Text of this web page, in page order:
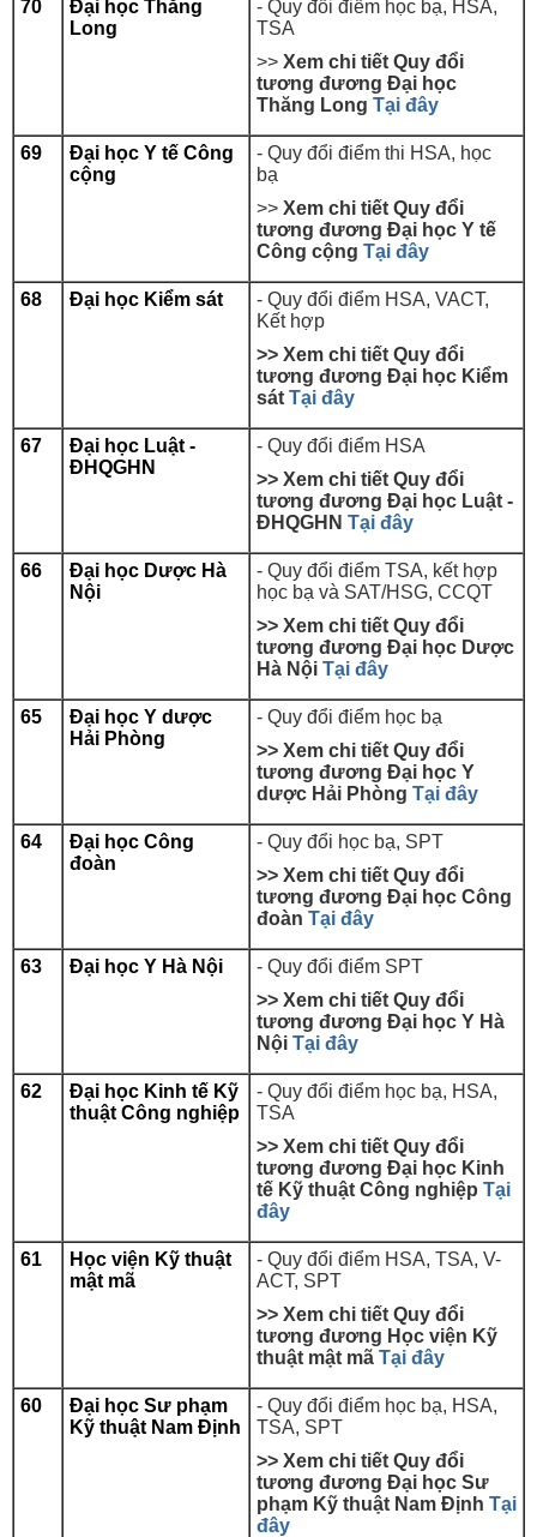
70
Đại học Thăng
Long
- Quy đổi điểm học bạ, HSA,
TSA
>> Xem chi tiết Quy đổi
tương đương Đại học
Thăng Long Tại đây
69
Đại học Y tế Công
cộng
- Quy đổi điểm thi HSA, học
bạ
>> Xem chi tiết Quy đổi
tương đương Đại học Y tế
Công cộng Tại đây
68 Đại học Kiểm sát
- Quy đổi điểm HSA, VACT,
Kết hợp
>> Xem chi tiết Quy đổi
tương đương Đại học Kiểm
sát Tại đây
67
Đại học Luật -
ĐHQGHN
- Quy đổi điểm HSA
>> Xem chi tiết Quy đổi
tương đương Đại học Luật -
ĐHQGHN Tại đây
66
Đại học Dược Hà
Nội
- Quy đổi điểm TSA, kết hợp
học bạ và SAT/HSG, CCQT
>> Xem chi tiết Quy đổi
tương đương Đại học Dược
Hà Nội Tại đây
65
Đại học Y dược
Hải Phòng
- Quy đổi điểm học bạ
>> Xem chi tiết Quy đổi
tương đương Đại học Y
dược Hải Phòng Tại đây
64
Đại học Công
đoàn
- Quy đổi học bạ, SPT
>> Xem chi tiết Quy đổi
tương đương Đại học Công
đoàn Tại đây
63 Đại học Y Hà Nội
- Quy đổi điểm SPT
>> Xem chi tiết Quy đổi
tương đương Đại học Y Hà
Nội Tại đây
62
Đại học Kinh tế Kỹ
thuật Công nghiệp
- Quy đổi điểm học bạ, HSA,
TSA
>> Xem chi tiết Quy đổi
tương đương Đại học Kinh
tế Kỹ thuật Công nghiệp Tại
đây
61
Học viện Kỹ thuật
mật mã
- Quy đổi điểm HSA, TSA, V-
ACT, SPT
>> Xem chi tiết Quy đổi
tương đương Học viện Kỹ
thuật mật mã Tại đây
60
Đại học Sư phạm
Kỹ thuật Nam Định
- Quy đổi điểm học bạ, HSA,
TSA, SPT
>> Xem chi tiết Quy đổi
tương đương Đại học Sư
phạm Kỹ thuật Nam Định Tại
đây